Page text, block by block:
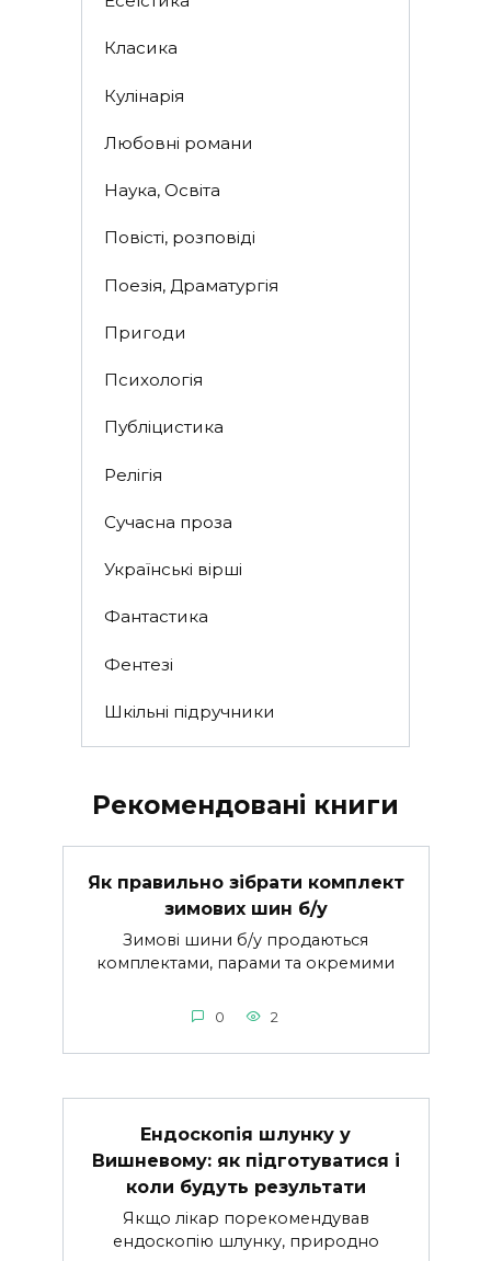
Класика
Кулінарія
Любовні романи
Наука, Освіта
Повісті, розповіді
Поезія, Драматургія
Пригоди
Психологія
Публіцистика
Релігія
Сучасна проза
Українські вірші
Фантастика
Фентезі
Шкільні підручники
Рекомендовані книги
Як правильно зібрати комплект
зимових шин б/у
Зимові шини б/у продаються
комплектами, парами та окремими
0 2
Ендоскопія шлунку у
Вишневому: як підготуватися і
коли будуть результати
Якщо лікар порекомендував
ендоскопію шлунку, природно